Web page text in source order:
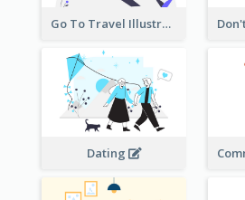
Go To Travel Illustration
Dating